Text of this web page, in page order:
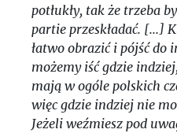
potłukły, tak że trzeba
partie przeskładać. [...]
łatwo obrazić i pójść
możemy iść gdzie
mają w ogóle polskich
więc gdzie indziej nie
Jeżeli weźmiesz pod